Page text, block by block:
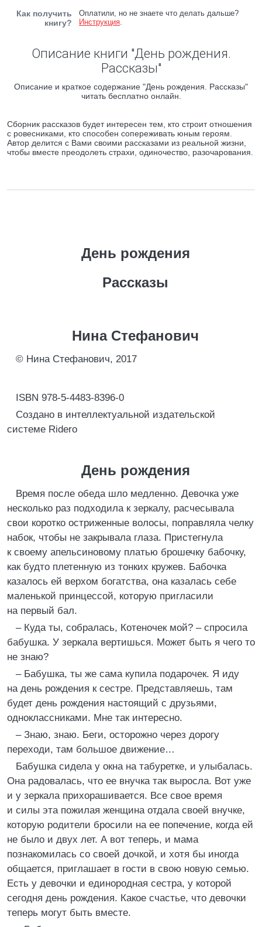
Как получить
книгу?
Оплатили, но не знаете что делать дальше?
Инструкция.
Описание книги "День рождения.
Рассказы"
Описание и краткое содержание "День рождения. Рассказы"
читать бесплатно онлайн.
Сборник рассказов будет интересен тем, кто строит отношения
с ровесниками, кто способен сопереживать юным героям.
Автор делится с Вами своими рассказами из реальной жизни,
чтобы вместе преодолеть страхи, одиночество, разочарования.
День рождения
Рассказы
Нина Стефанович
© Нина Стефанович, 2017
ISBN 978-5-4483-8396-0
Создано в интеллектуальной издательской
системе Ridero
День рождения
Время после обеда шло медленно. Девочка уже
несколько раз подходила к зеркалу, расчесывала
свои коротко остриженные волосы, поправляла челку
набок, чтобы не закрывала глаза. Пристегнула
к своему апельсиновому платью брошечку бабочку,
как будто плетенную из тонких кружев. Бабочка
казалось ей верхом богатства, она казалась себе
маленькой принцессой, которую пригласили
на первый бал.
– Куда ты, собралась, Котеночек мой? – спросила
бабушка. У зеркала вертишься. Может быть я чего то
не знаю?
– Бабушка, ты же сама купила подарочек. Я иду
на день рождения к сестре. Представляешь, там
будет день рождения настоящий с друзьями,
одноклассниками. Мне так интересно.
– Знаю, знаю. Беги, осторожно через дорогу
переходи, там большое движение…
Бабушка сидела у окна на табуретке, и улыбалась.
Она радовалась, что ее внучка так выросла. Вот уже
и у зеркала прихорашивается. Все свое время
и силы эта пожилая женщина отдала своей внучке,
которую родители бросили на ее попечение, когда ей
не было и двух лет. А вот теперь, и мама
познакомилась со своей дочкой, и хотя бы иногда
общается, приглашает в гости в свою новую семью.
Есть у девочки и единородная сестра, у которой
сегодня день рождения. Какое счастье, что девочки
теперь могут быть вместе.